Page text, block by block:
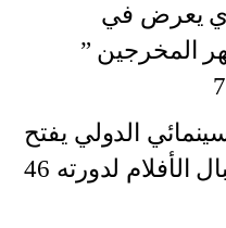
يعرض في
المخرجين ”
الدولي يفتح
الأفلام لدورته 46